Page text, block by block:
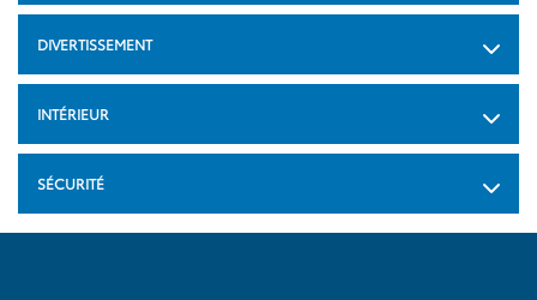
DIVERTISSEMENT
INTÉRIEUR
SÉCURITÉ